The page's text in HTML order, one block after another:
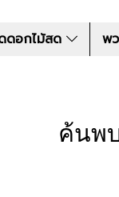
ดอกไม้สด พ
ค้นพ